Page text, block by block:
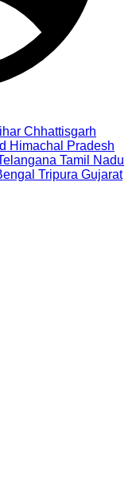
Chhattisgarh
Himachal Pradesh
Tamil Nadu
Tripura Gujarat